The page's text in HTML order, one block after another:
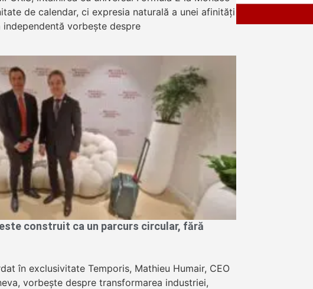
de calendar, ci expresia naturală a unei afinități
vorbește despre
construit ca un parcurs circular, fără
în exclusivitate Temporis, Mathieu Humair, CEO
vorbește despre transformarea industriei,